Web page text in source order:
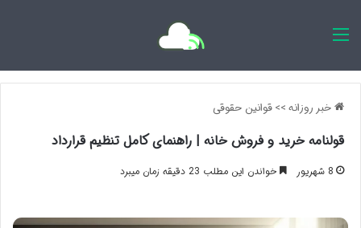
خبر روزانه>>قوانین حقوقی
قولنامه خرید و فروش خانه | راهنمای کامل تنظیم قرارداد
8 شهریور خواندن این مطلب 23 دقیقه زمان میبرد